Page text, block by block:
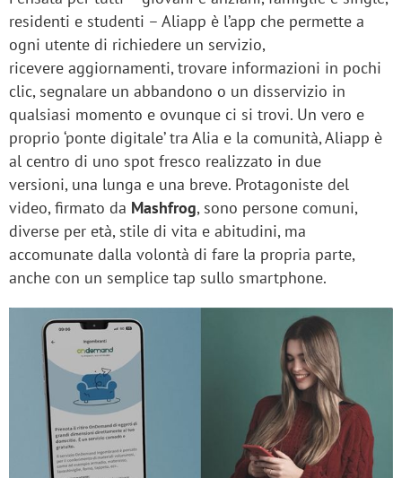
residenti e studenti – Aliapp è l’app che permette a
ogni utente di richiedere un servizio,
ricevere aggiornamenti, trovare informazioni in pochi
clic, segnalare un abbandono o un disservizio in
qualsiasi momento e ovunque ci si trovi. Un vero e
proprio ‘ponte digitale’ tra Alia e la comunità, Aliapp è
al centro di uno spot fresco realizzato in due
versioni, una lunga e una breve. Protagoniste del
video, firmato da Mashfrog, sono persone comuni,
diverse per età, stile di vita e abitudini, ma
accomunate dalla volontà di fare la propria parte,
anche con un semplice tap sullo smartphone.